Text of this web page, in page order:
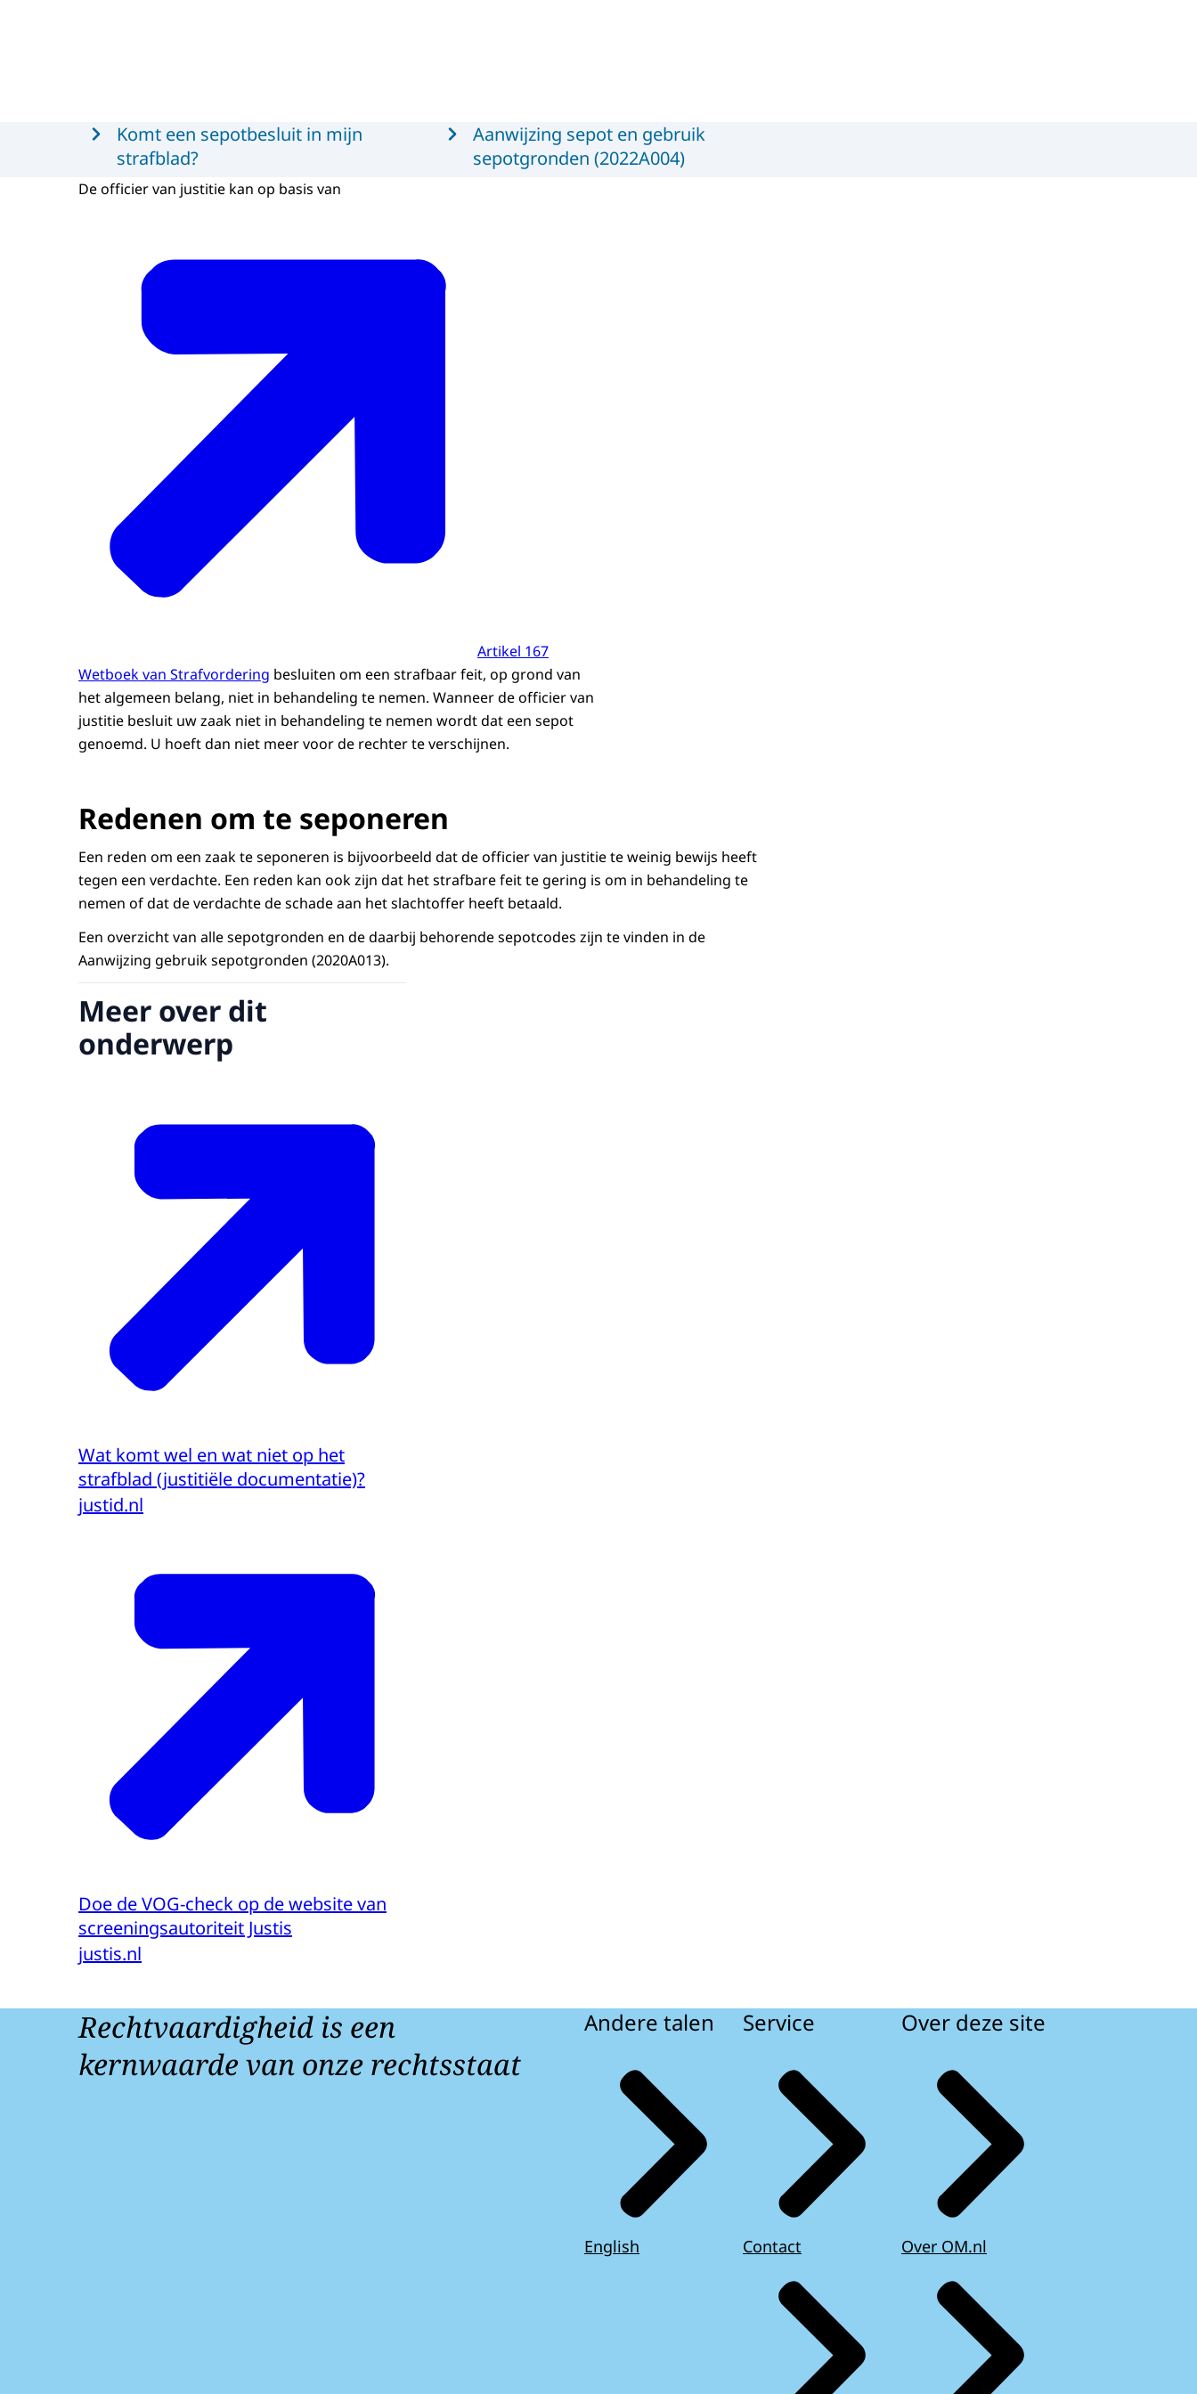
Komt een sepotbesluit in mijn
strafblad?
Aanwijzing sepot en gebruik
sepotgronden (2022A004)
De officier van justitie kan op basis van
Artikel 167
Wetboek van Strafvordering besluiten om een strafbaar feit, op grond van
het algemeen belang, niet in behandeling te nemen. Wanneer de officier van
justitie besluit uw zaak niet in behandeling te nemen wordt dat een sepot
genoemd. U hoeft dan niet meer voor de rechter te verschijnen.
Redenen om te seponeren
Een reden om een zaak te seponeren is bijvoorbeeld dat de officier van justitie te weinig bewijs heeft
tegen een verdachte. Een reden kan ook zijn dat het strafbare feit te gering is om in behandeling te
nemen of dat de verdachte de schade aan het slachtoffer heeft betaald.
Een overzicht van alle sepotgronden en de daarbij behorende sepotcodes zijn te vinden in de
Aanwijzing gebruik sepotgronden (2020A013).
Meer over dit
onderwerp
Wat komt wel en wat niet op het
strafblad (justitiële documentatie)?
justid.nl
Doe de VOG-check op de website van
screeningsautoriteit Justis
justis.nl
Rechtvaardigheid is een
kernwaarde van onze rechtsstaat
Andere talen
English
Service
Contact
Over deze site
Over OM.nl